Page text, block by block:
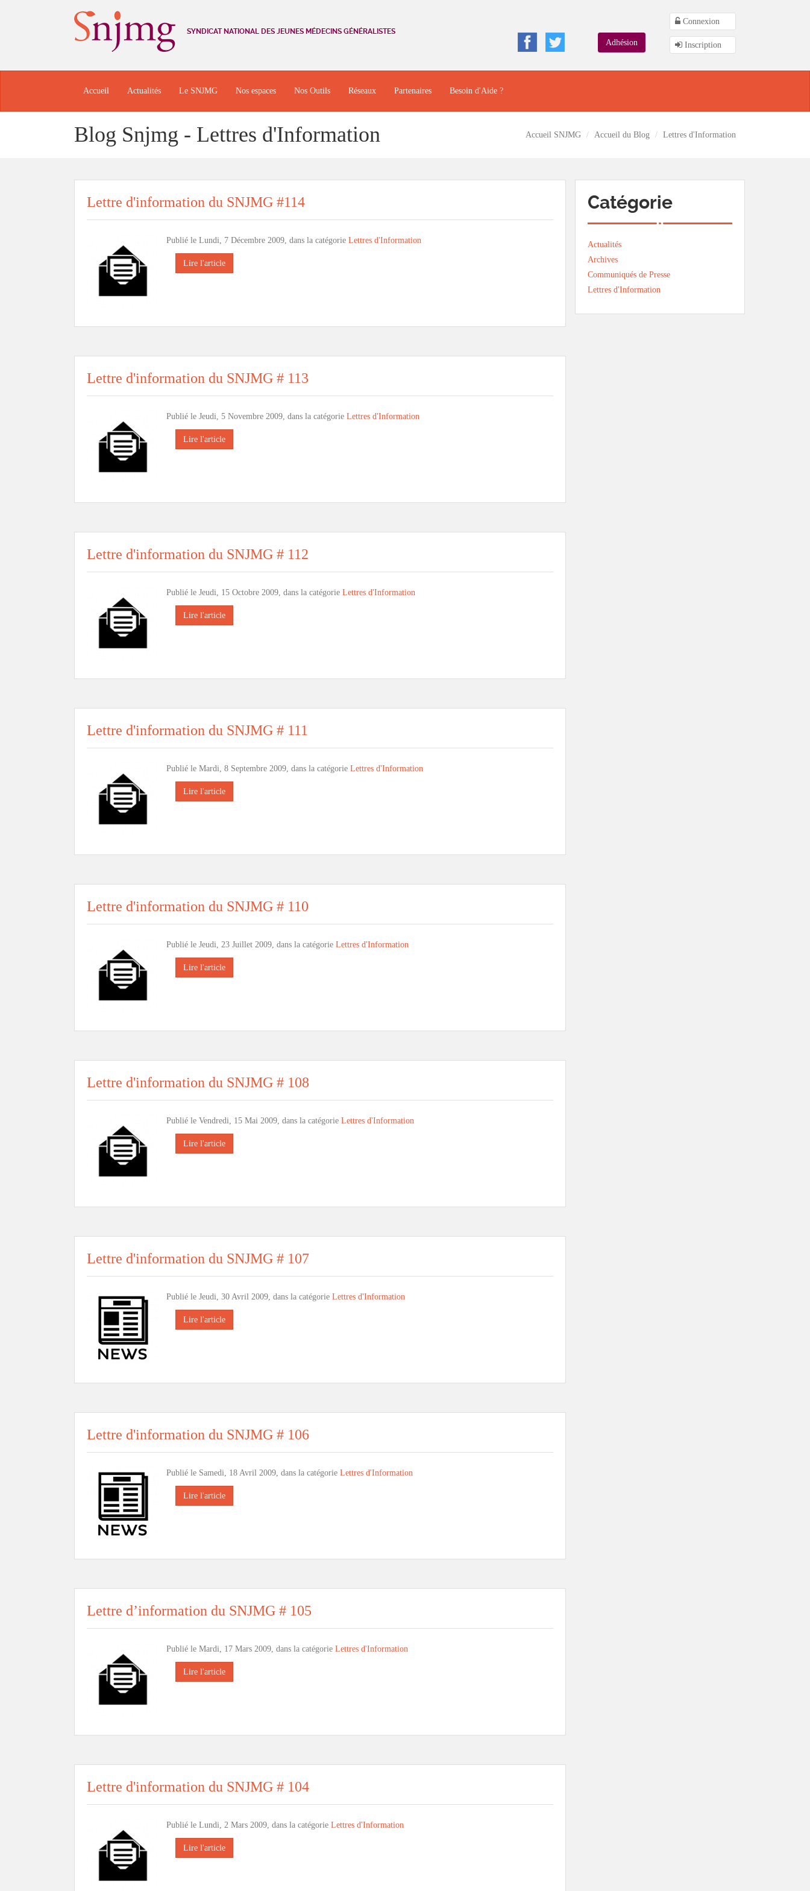
Adhésion
Connexion
Inscription
SYNDICAT NATIONAL DES JEUNES MÉDECINS GÉNÉRALISTES
Accueil Actualités Le SNJMG Nos espaces Nos Outils Réseaux Partenaires Besoin d'Aide ?
Blog Snjmg - Lettres d'Information Accueil SNJMG Accueil du Blog Lettres d'Information
Lettre d'information du SNJMG #114
Publié le Lundi, 7 Décembre 2009, dans la catégorie Lettres d'Information
Lire l'article
Lettre d'information du SNJMG # 113
Publié le Jeudi, 5 Novembre 2009, dans la catégorie Lettres d'Information
Lire l'article
Lettre d'information du SNJMG # 112
Publié le Jeudi, 15 Octobre 2009, dans la catégorie Lettres d'Information
Lire l'article
Lettre d'information du SNJMG # 111
Publié le Mardi, 8 Septembre 2009, dans la catégorie Lettres d'Information
Lire l'article
Lettre d'information du SNJMG # 110
Publié le Jeudi, 23 Juillet 2009, dans la catégorie Lettres d'Information
Lire l'article
Lettre d'information du SNJMG # 108
Publié le Vendredi, 15 Mai 2009, dans la catégorie Lettres d'Information
Lire l'article
Lettre d'information du SNJMG # 107
Publié le Jeudi, 30 Avril 2009, dans la catégorie Lettres d'Information
Lire l'article
Lettre d'information du SNJMG # 106
Publié le Samedi, 18 Avril 2009, dans la catégorie Lettres d'Information
Lire l'article
Lettre d’information du SNJMG # 105
Publié le Mardi, 17 Mars 2009, dans la catégorie Lettres d'Information
Lire l'article
Lettre d'information du SNJMG # 104
Publié le Lundi, 2 Mars 2009, dans la catégorie Lettres d'Information
Lire l'article
Catégorie
Actualités
Archives
Communiqués de Presse
Lettres d'Information